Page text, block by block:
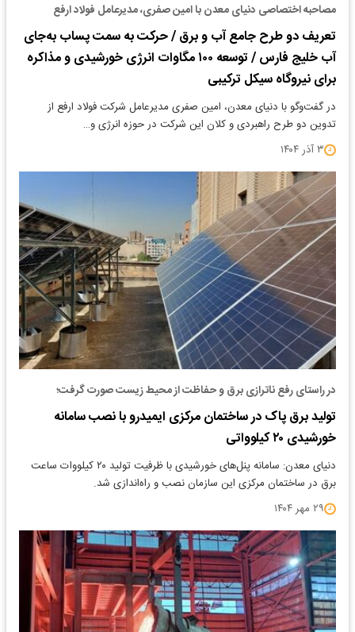
مصاحبه اختصاصی دنیای معدن با امین صفری، مدیرعامل فولاد ارفع
تعریف دو طرح جامع آب و برق / حرکت به سمت پساب به‌جای
آب خلیج فارس / توسعه ۱۰۰ مگاوات انرژی خورشیدی و مذاکره
برای نیروگاه سیکل ترکیبی
در گفت‌وگو با دنیای معدن، امین صفری مدیرعامل شرکت فولاد ارفع از
تدوین دو طرح راهبردی و کلان این شرکت در حوزه انرژی و…
۳ آذر ۱۴۰۴
در راستای رفع ناترازی برق و حفاظت از محیط زیست صورت گرفت؛
تولید برق پاک در ساختمان مرکزی ایمیدرو با نصب سامانه
خورشیدی ۲۰ کیلوواتی
دنیای معدن: سامانه پنل‌های خورشیدی با ظرفیت تولید ۲۰ کیلووات ساعت
برق در ساختمان مرکزی این سازمان نصب و راه‌اندازی شد.
۲۹ مهر ۱۴۰۴